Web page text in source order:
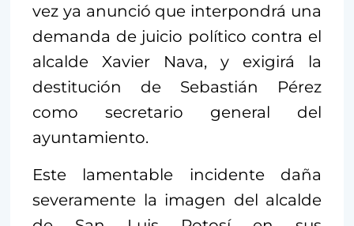
vez ya anunció que interpondrá una
demanda de juicio político contra el
alcalde Xavier Nava, y exigirá la
destitución de Sebastián Pérez
como secretario general del
ayuntamiento.
Este lamentable incidente daña
severamente la imagen del alcalde